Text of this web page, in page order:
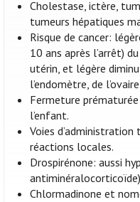
Cholestase, ictère,
tumeurs hépatiques
Risque de cancer:
10 ans après l’arrêt)
utérin, et légère
l’endomètre, de
Fermeture
l’enfant.
Voies
réactions locales.
Drospirénone: aussi
Chlormadinone et